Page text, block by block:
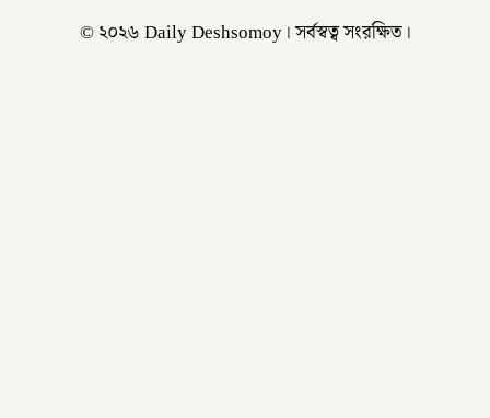
© ২০২৬ Daily Deshsomoy। সর্বস্বত্ব সংরক্ষিত।